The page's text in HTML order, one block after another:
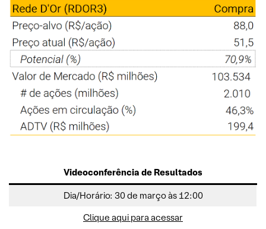
Videoconferência de Resultados
Dia/Horário: 30 de março às 12:00
Clique aqui para acessar